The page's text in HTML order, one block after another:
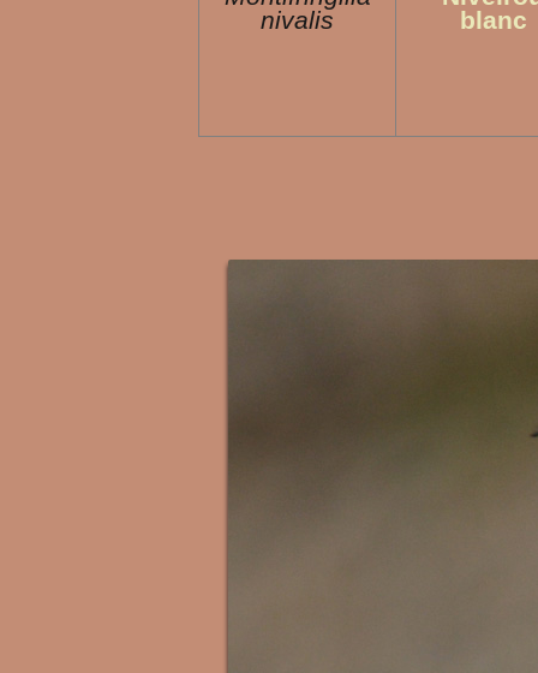
nivalis
blanc